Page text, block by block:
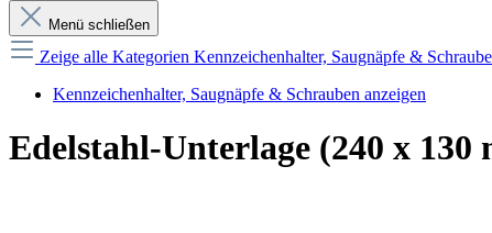
Menü schließen
Zeige alle Kategorien Kennzeichenhalter, Saugnäpfe &
Kennzeichenhalter, Saugnäpfe & Schrauben anzeigen
Edelstahl-Unterlage (240 x 130